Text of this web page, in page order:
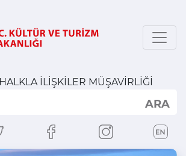
İLİŞKİLER MÜŞAVİRLİĞİ
ARA